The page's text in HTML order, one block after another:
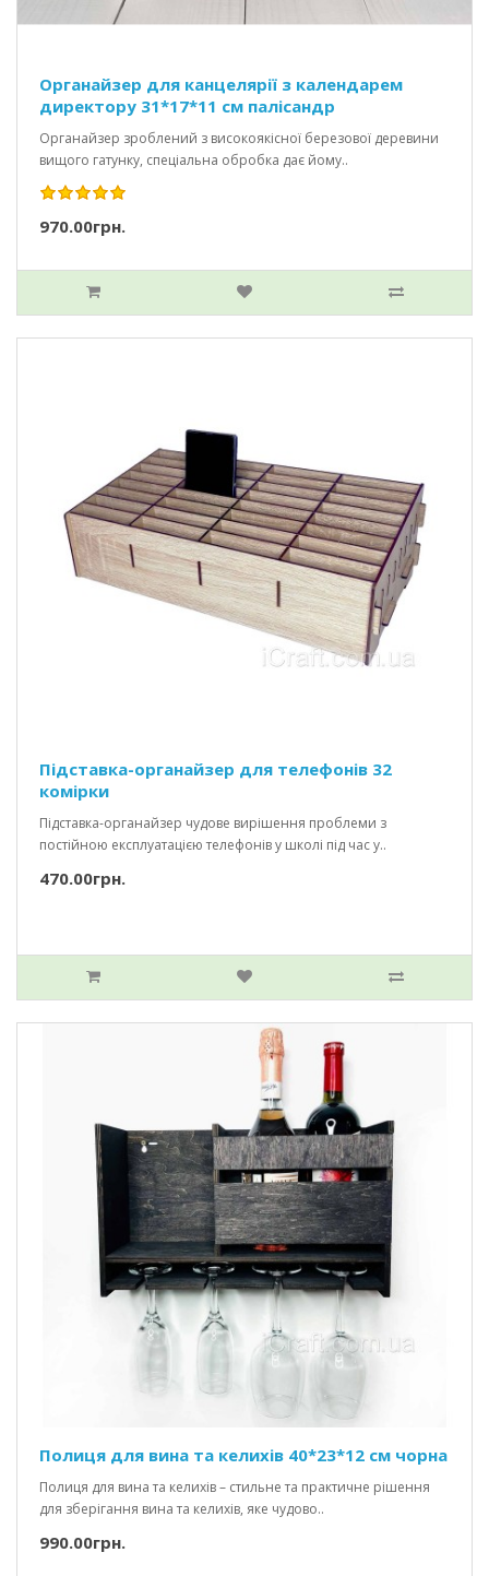
Органайзер для канцелярії з календарем
директору 31*17*11 см палісандр
Органайзер зроблений з високоякісної березової деревини
вищого гатунку, спеціальна обробка дає йому..
970.00грн.
Підставка-органайзер для телефонів 32
комірки
Підставка-органайзер чудове вирішення проблеми з
постійною експлуатацією телефонів у школі під час у..
470.00грн.
Полиця для вина та келихів 40*23*12 см чорна
Полиця для вина та келихів – стильне та практичне рішення
для зберігання вина та келихів, яке чудово..
990.00грн.